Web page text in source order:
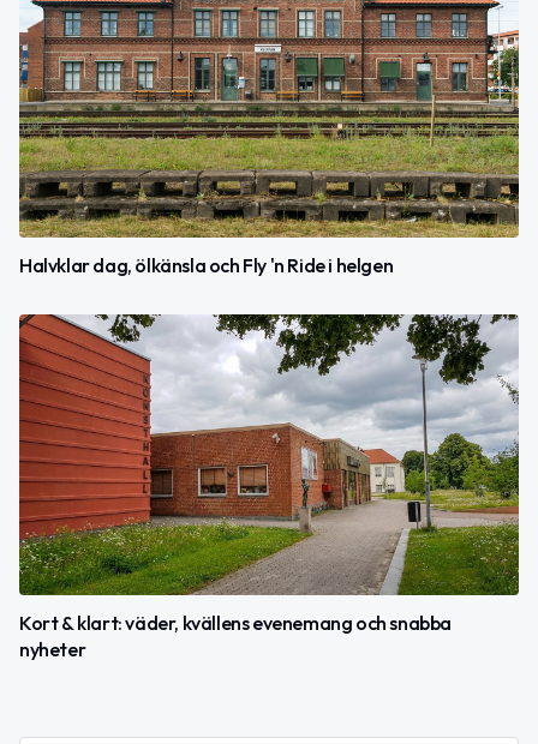
Halvklar dag, ölkänsla och Fly 'n Ride i helgen
Kort & klart: väder, kvällens evenemang och snabba
nyheter